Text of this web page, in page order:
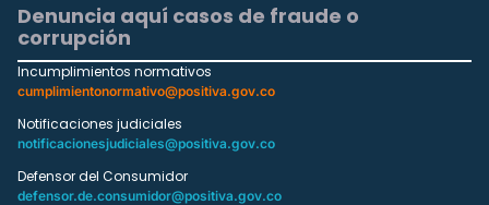
Denuncia aquí casos de fraude o
corrupción
Incumplimientos normativos
cumplimientonormativo@positiva.gov.co
Notificaciones judiciales
notificacionesjudiciales@positiva.gov.co
Defensor del Consumidor
defensor.de.consumidor@positiva.gov.co